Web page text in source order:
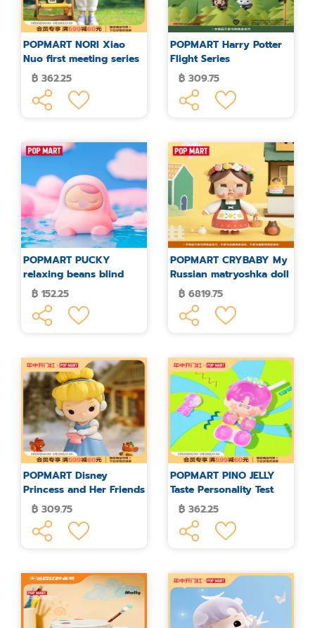
POPMART NORI Xiao
Nuo first meeting series
hand-made blind box
฿ 362.25
POPMART Harry Potter
Flight Series
฿ 309.75
POPMART PUCKY
relaxing beans blind
box figures
฿ 152.25
POPMART CRYBABY My
Russian matryoshka doll
trendy art cute big doll
฿ 6819.75
POPMART Disney
Princess and Her Friends
Series Blind Box
฿ 309.75
POPMART PINO JELLY
Taste Personality Test
Series Blind Box Figure
฿ 362.25